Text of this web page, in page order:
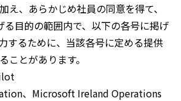
え、あらかじめ社員の同意を得て、
る目的の範囲内で、以下の各号に掲げ
するために、当該各号に定める提供
ことがあります。
、Microsoft Ireland Operations